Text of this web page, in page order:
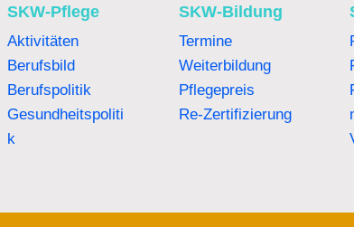
SKW-Pflege
Aktivitäten
Berufsbild
Berufspolitik
Gesundheitspoliti
k
SKW-Bildung
Termine
Weiterbildung
Pflegepreis
Re-Zertifizierung